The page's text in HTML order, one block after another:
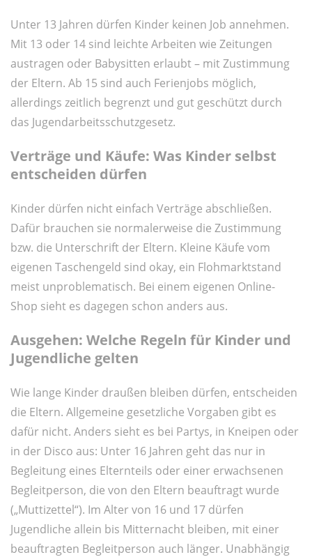
Unter 13 Jahren dürfen Kinder keinen Job annehmen.
Mit 13 oder 14 sind leichte Arbeiten wie Zeitungen
austragen oder Babysitten erlaubt – mit Zustimmung
der Eltern. Ab 15 sind auch Ferienjobs möglich,
allerdings zeitlich begrenzt und gut geschützt durch
das Jugendarbeitsschutzgesetz.
Verträge und Käufe: Was Kinder selbst
entscheiden dürfen
Kinder dürfen nicht einfach Verträge abschließen.
Dafür brauchen sie normalerweise die Zustimmung
bzw. die Unterschrift der Eltern. Kleine Käufe vom
eigenen Taschengeld sind okay, ein Flohmarktstand
meist unproblematisch. Bei einem eigenen Online-
Shop sieht es dagegen schon anders aus.
Ausgehen: Welche Regeln für Kinder und
Jugendliche gelten
Wie lange Kinder draußen bleiben dürfen, entscheiden
die Eltern. Allgemeine gesetzliche Vorgaben gibt es
dafür nicht. Anders sieht es bei Partys, in Kneipen oder
in der Disco aus: Unter 16 Jahren geht das nur in
Begleitung eines Elternteils oder einer erwachsenen
Begleitperson, die von den Eltern beauftragt wurde
(„Muttizettel“). Im Alter von 16 und 17 dürfen
Jugendliche allein bis Mitternacht bleiben, mit einer
beauftragten Begleitperson auch länger. Unabhängig